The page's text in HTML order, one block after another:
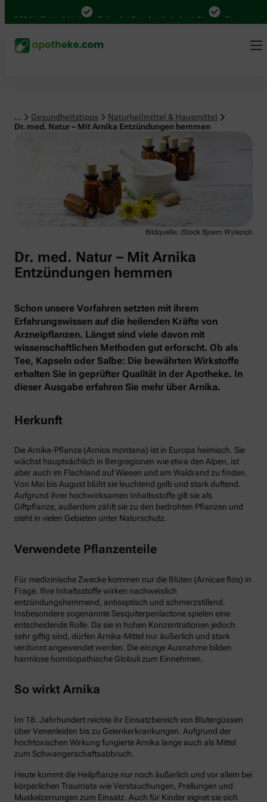
Mal in Deutschland Online bei Ihrer Apotheke bestellen Bequem
... Gesundheitstipps
Naturheilmittel & Hausmittel
Dr. med. Natur – Mit Arnika Entzündungen hemmen
Naturheilmittel & Hausmittel
Bildquelle: iStock Bjoern Wylezich
Dr. med. Natur – Mit Arnika
Entzündungen hemmen
Schon unsere Vorfahren setzten mit ihrem
Erfahrungswissen auf die heilenden Kräfte von
Arzneipflanzen. Längst sind viele davon mit
wissenschaftlichen Methoden gut erforscht. Ob als
Tee, Kapseln oder Salbe: Die bewährten Wirkstoffe
erhalten Sie in geprüfter Qualität in der Apotheke. In
dieser Ausgabe erfahren Sie mehr über Arnika.
Herkunft
Die Arnika-Pflanze (Arnica montana) ist in Europa heimisch. Sie
wächst hauptsächlich in Bergregionen wie etwa den Alpen, ist
aber auch im Flachland auf Wiesen und am Waldrand zu finden.
Von Mai bis August blüht sie leuchtend gelb und stark duftend.
Aufgrund ihrer hochwirksamen Inhaltsstoffe gilt sie als
Giftpflanze, außerdem zählt sie zu den bedrohten Pflanzen und
steht in vielen Gebieten unter Naturschutz.
Verwendete Pflanzenteile
Für medizinische Zwecke kommen nur die Blüten (Arnicae flos) in
Frage. Ihre Inhaltsstoffe wirken nachweislich
entzündungshemmend, antiseptisch und schmerzstillend.
Insbesondere sogenannte Sesquiterpenlactone spielen eine
entscheidende Rolle. Da sie in hohen Konzentrationen jedoch
sehr giftig sind, dürfen Arnika-Mittel nur äußerlich und stark
verdünnt angewendet werden. Die einzige Ausnahme bilden
harmlose homöopathische Globuli zum Einnehmen.
So wirkt Arnika
Im 18. Jahrhundert reichte ihr Einsatzbereich von Blutergüssen
über Venenleiden bis zu Gelenkerkrankungen. Aufgrund der
hochtoxischen Wirkung fungierte Arnika lange auch als Mittel
zum Schwangerschaftsabbruch.
Heute kommt die Heilpflanze nur noch äußerlich und vor allem bei
körperlichen Traumata wie Verstauchungen, Prellungen und
Muskelzerrungen zum Einsatz. Auch für Kinder eignet sie sich